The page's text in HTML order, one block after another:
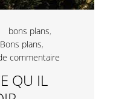
bons plans,
plans,
commentaire
QU IL